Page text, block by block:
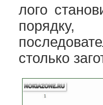
лого
столько